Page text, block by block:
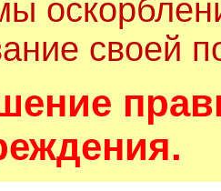
своей